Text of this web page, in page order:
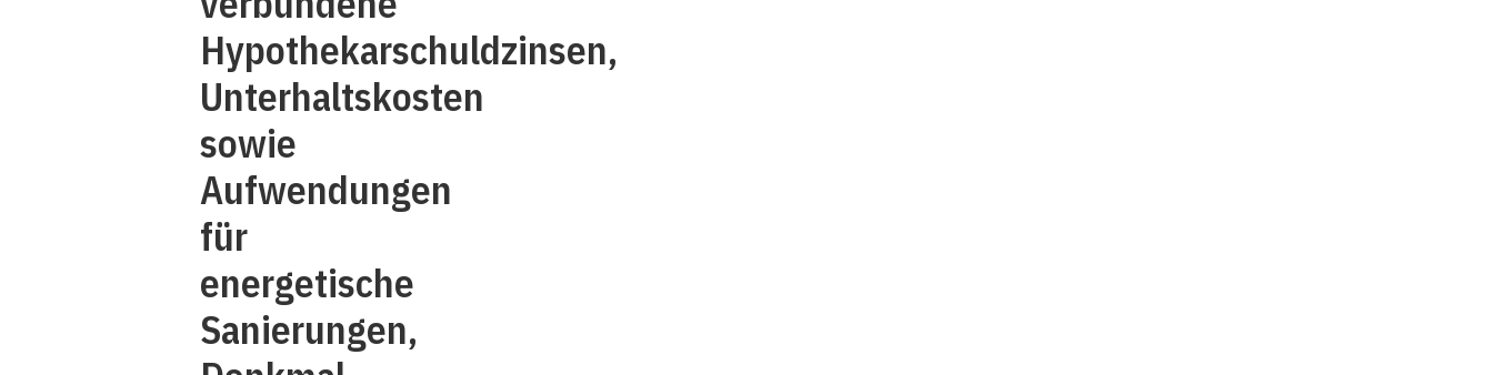
Hypothekarschuldzinsen,
Unterhaltskosten
sowie
Aufwendungen
für
energetische
Sanierungen,